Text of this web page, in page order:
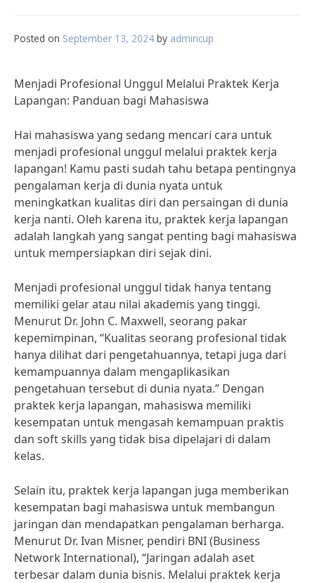
Posted on September 13, 2024 by admincup
Menjadi Profesional Unggul Melalui Praktek Kerja
Lapangan: Panduan bagi Mahasiswa
Hai mahasiswa yang sedang mencari cara untuk
menjadi profesional unggul melalui praktek kerja
lapangan! Kamu pasti sudah tahu betapa pentingnya
pengalaman kerja di dunia nyata untuk
meningkatkan kualitas diri dan persaingan di dunia
kerja nanti. Oleh karena itu, praktek kerja lapangan
adalah langkah yang sangat penting bagi mahasiswa
untuk mempersiapkan diri sejak dini.
Menjadi profesional unggul tidak hanya tentang
memiliki gelar atau nilai akademis yang tinggi.
Menurut Dr. John C. Maxwell, seorang pakar
kepemimpinan, “Kualitas seorang profesional tidak
hanya dilihat dari pengetahuannya, tetapi juga dari
kemampuannya dalam mengaplikasikan
pengetahuan tersebut di dunia nyata.” Dengan
praktek kerja lapangan, mahasiswa memiliki
kesempatan untuk mengasah kemampuan praktis
dan soft skills yang tidak bisa dipelajari di dalam
kelas.
Selain itu, praktek kerja lapangan juga memberikan
kesempatan bagi mahasiswa untuk membangun
jaringan dan mendapatkan pengalaman berharga.
Menurut Dr. Ivan Misner, pendiri BNI (Business
Network International), “Jaringan adalah aset
terbesar dalam dunia bisnis. Melalui praktek kerja